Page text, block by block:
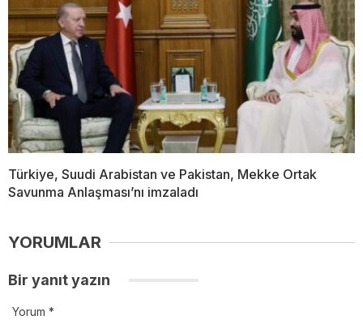
Türkiye, Suudi Arabistan ve Pakistan, Mekke Ortak
Savunma Anlaşması’nı imzaladı
YORUMLAR
Bir yanıt yazın
Yorum *